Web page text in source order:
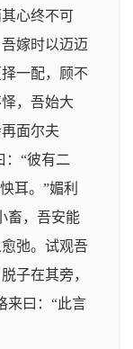
心终不可
嫁时以迈迈
一配，顾不
，吾始大
面尔夫
：“彼有二
耳。”媚利
畜，吾安能
弛。试观吾
子在其旁，
来曰：“此言